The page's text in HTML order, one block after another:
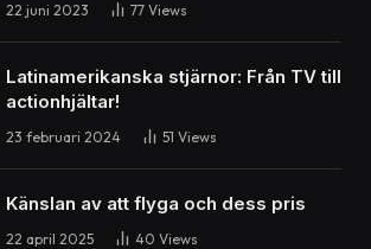
22 juni 2023 77 Views
Latinamerikanska stjärnor: Från TV till
actionhjältar!
23 februari 2024 51 Views
Känslan av att flyga och dess pris
22 april 2025 40 Views